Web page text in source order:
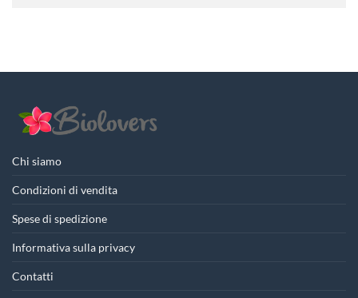
Chi siamo
Condizioni di vendita
Spese di spedizione
Informativa sulla privacy
Contatti